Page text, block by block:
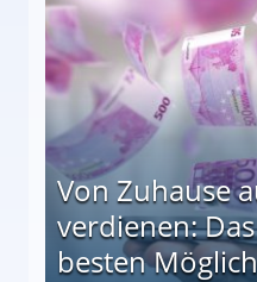
Von Zuhause
verdienen:
besten